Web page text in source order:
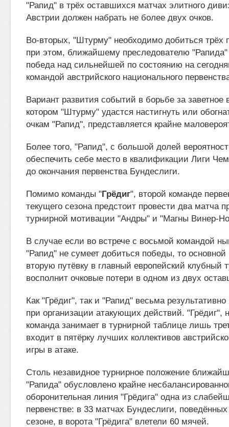
"Рапид" в трёх оставшихся матчах элитного
Австрии должен набрать не более двух очков.
Во-вторых, "Штурму" необходимо добиться трёх
при этом, ближайшему преследователю "Рапида"
победа над сильнейшей по состоянию на
командой австрийского национального
Вариант развития событий в борьбе за заветное
котором "Штурму" удастся настигнуть или
очкам "Рапид", представляется крайне
Более того, "Рапид", с большой долей
обеспечить себе место в квалификации Лиги
до окончания первенства Бундеслиги.
Помимо команды "Грёдиг", второй команде
текущего сезона предстоит провести два матча
турнирной мотивации "Андры" и "Магны Винер-
В случае если во встрече с восьмой командой
"Рапид" не сумеет добиться победы, то основной
вторую путёвку в главный европейский клубный
восполнит очковые потери в одном из двух
Как "Грёдиг", так и "Рапид" весьма
при организации атакующих действий. "Грёдиг",
команда занимает в турнирной таблице лишь
входит в пятёрку лучших коллективов
игры в атаке.
Столь незавидное турнирное положение
"Рапида" обусловлено крайне
оборонительная линия "Грёдига" одна из
первенстве: в 33 матчах Бундеслиги,
сезоне, в ворота "Грёдига" влетели 60 мячей.